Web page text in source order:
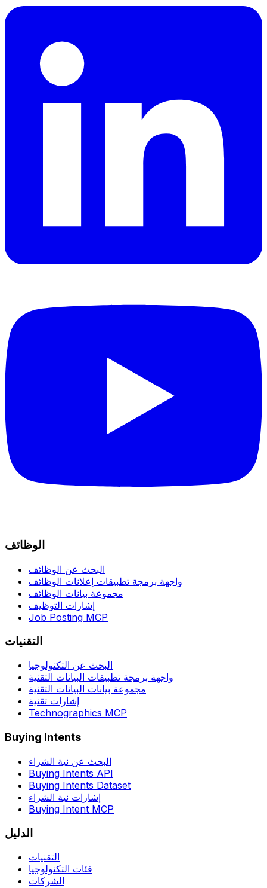
الوظائف
البحث عن الوظائف
واجهة برمجة تطبيقات إعلانات الوظائف
مجموعة بيانات الوظائف
إشارات التوظيف
Job Posting MCP
التقنيات
البحث عن التكنولوجيا
واجهة برمجة تطبيقات البيانات التقنية
مجموعة بيانات البيانات التقنية
إشارات تقنية
Technographics MCP
Buying Intents
البحث عن نية الشراء
Buying Intents API
Buying Intents Dataset
إشارات نية الشراء
Buying Intent MCP
الدليل
التقنيات
فئات التكنولوجيا
الشركات